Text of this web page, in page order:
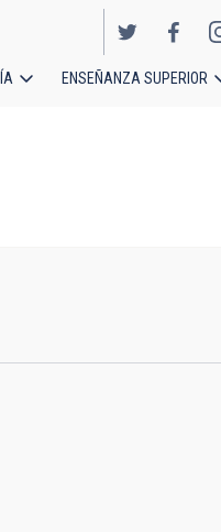
ENSEÑANZA SUPERIOR